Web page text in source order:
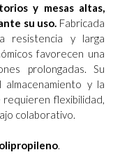
y mesas altas,
su uso. Fabricada
resistencia y larga
favorecen una
prolongadas. Su
y la
requieren flexibilidad,
colaborativo.
.